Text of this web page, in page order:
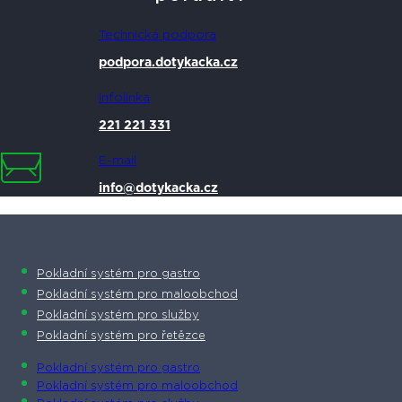
Technická podpora
podpora.dotykacka.cz
Infolinka
221 221 331
E-mail
info@dotykacka.cz
Pokladní systém pro gastro
Pokladní systém pro maloobchod
Pokladní systém pro služby
Pokladní systém pro řetězce
Pokladní systém pro gastro
Pokladní systém pro maloobchod